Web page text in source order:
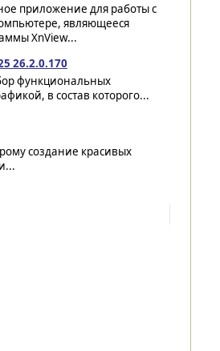
приложение для работы с
являющееся
XnView...
26.2.0.170
функциональных
в состав которого...
создание красивых